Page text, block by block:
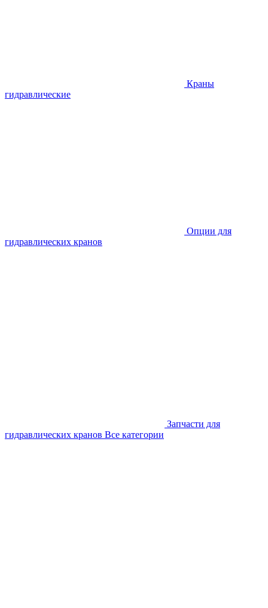
Краны
гидравлические
Опции для
гидравлических кранов
Запчасти для
гидравлических кранов Все категории